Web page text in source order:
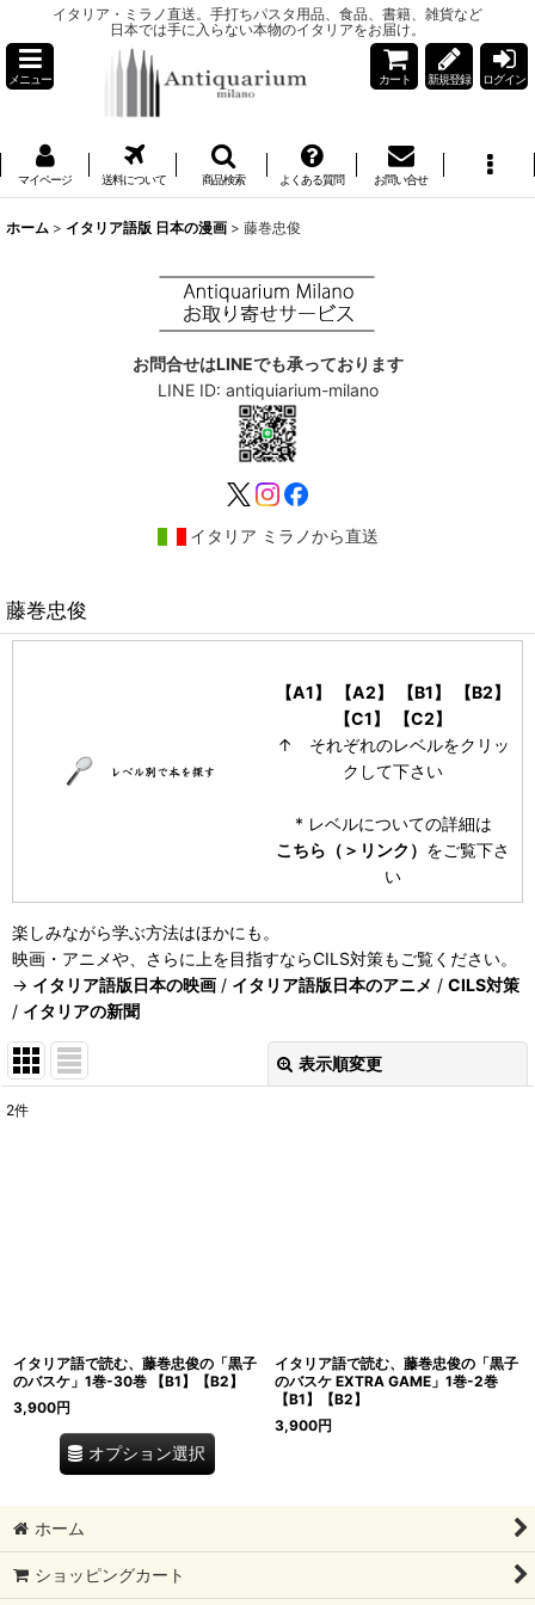
イタリア・ミラノ直送。手打ちパスタ用品、食品、書籍、雑貨など
日本では手に入らない本物のイタリアをお届け。
メニュー カート 新規登録 ログイン
マイページ 送料について 商品検索 よくある質問 お問い合せ
ホーム > イタリア語版 日本の漫画 > 藤巻忠俊
お問合せはLINEでも承っております
LINE ID: antiquiarium-milano
イタリア ミラノから直送
藤巻忠俊
【A1】 【A2】 【B1】
【B2】
【C1】
【C2】
↑ それぞれのレベルをクリッ
クして下さい
* レベルについての詳細は
こちら（＞リンク） をご覧下さ
い
楽しみながら学ぶ方法はほかにも。
映画・アニメや、さらに上を目指すならCILS対策もご覧ください。
→ イタリア語版日本の映画 / イタリア語版日本のアニメ / CILS対策
/ イタリアの新聞
表示順変更
2件
イタリア語で読む、藤巻忠俊の「黒子
のバスケ」1巻-30巻 【B1】【B2】
3,900円
オプション選択
イタリア語で読む、藤巻忠俊の「黒子
のバスケ EXTRA GAME」1巻-2巻
【B1】【B2】
3,900円
ホーム
ショッピングカート